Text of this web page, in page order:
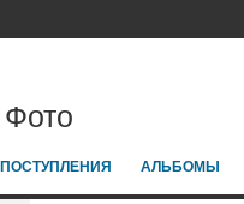
Фото
АЛЬБОМЫ